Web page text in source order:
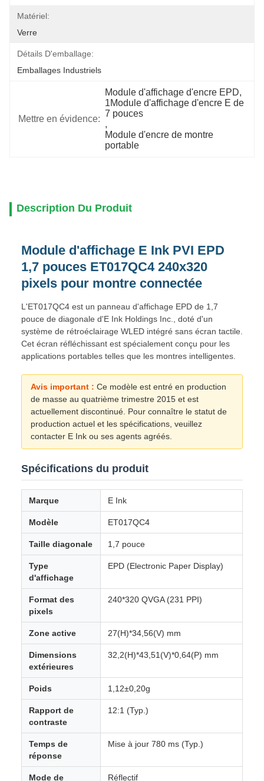
Matériel:
Verre
Détails D'emballage:
Emballages Industriels
Mettre en évidence:
Module d'affichage d'encre EPD,
1Module d'affichage d'encre E de
7 pouces
,
Module d'encre de montre
portable
Description Du Produit
Module d'affichage E Ink PVI EPD
1,7 pouces ET017QC4 240x320
pixels pour montre connectée
L'ET017QC4 est un panneau d'affichage EPD de 1,7
pouce de diagonale d'E Ink Holdings Inc., doté d'un
système de rétroéclairage WLED intégré sans écran tactile.
Cet écran réfléchissant est spécialement conçu pour les
applications portables telles que les montres intelligentes.
Avis important : Ce modèle est entré en production
de masse au quatrième trimestre 2015 et est
actuellement discontinué. Pour connaître le statut de
production actuel et les spécifications, veuillez
contacter E Ink ou ses agents agréés.
Spécifications du produit
Marque E Ink
Modèle ET017QC4
Taille diagonale 1,7 pouce
Type
d'affichage
EPD (Electronic Paper Display)
Format des
pixels
240*320 QVGA (231 PPI)
Zone active 27(H)*34,56(V) mm
Dimensions
extérieures
32,2(H)*43,51(V)*0,64(P) mm
Poids 1,12±0,20g
Rapport de
contraste
12:1 (Typ.)
Temps de
réponse
Mise à jour 780 ms (Typ.)
Mode de Réflectif